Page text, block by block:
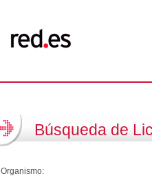
Búsqueda de
Organismo: